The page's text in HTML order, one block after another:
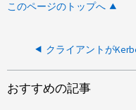
このページのトップへ
おすすめの記事